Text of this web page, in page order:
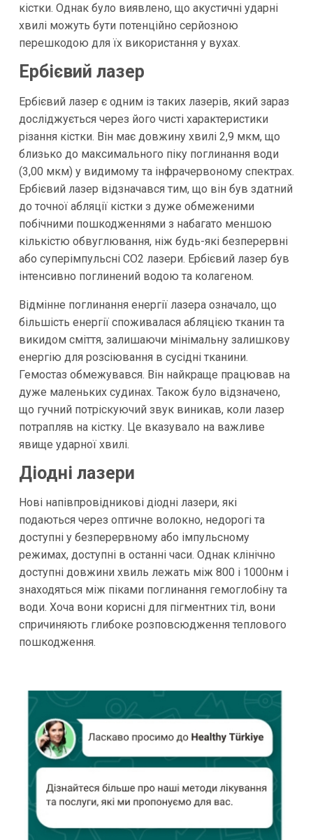
кістки. Однак було виявлено, що акустичні ударні
хвилі можуть бути потенційно серйозною
перешкодою для їх використання у вухах.
Ербієвий лазер
Ербієвий лазер є одним із таких лазерів, який зараз
досліджується через його чисті характеристики
різання кістки. Він має довжину хвилі 2,9 мкм, що
близько до максимального піку поглинання води
(3,00 мкм) у видимому та інфрачервоному спектрах.
Ербієвий лазер відзначався тим, що він був здатний
до точної абляції кістки з дуже обмеженими
побічними пошкодженнями з набагато меншою
кількістю обвуглювання, ніж будь-які безперервні
або суперімпульсні CO2 лазери. Ербієвий лазер був
інтенсивно поглинений водою та колагеном.
Відмінне поглинання енергії лазера означало, що
більшість енергії споживалася абляцією тканин та
викидом сміття, залишаючи мінімальну залишкову
енергію для розсіювання в сусідні тканини.
Гемостаз обмежувався. Він найкраще працював на
дуже маленьких судинах. Також було відзначено,
що гучний потріскуючий звук виникав, коли лазер
потрапляв на кістку. Це вказувало на важливе
явище ударної хвилі.
Діодні лазери
Нові напівпровідникові діодні лазери, які
подаються через оптичне волокно, недорогі та
доступні у безперервному або імпульсному
режимах, доступні в останні часи. Однак клінічно
доступні довжини хвиль лежать між 800 і 1000нм і
знаходяться між піками поглинання гемоглобіну та
води. Хоча вони корисні для пігментних тіл, вони
спричиняють глибоке розповсюдження теплового
пошкодження.